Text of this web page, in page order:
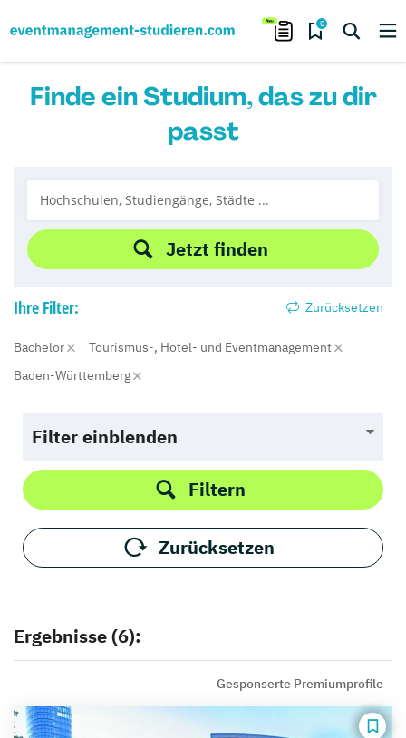
0
Finde ein Studium, das zu dir
passt
Jetzt finden
Ihre Filter: Zurücksetzen
Bachelor
Tourismus-, Hotel- und Eventmanagement
Baden-Württemberg
Filter einblenden
Filtern
Zurücksetzen
Ergebnisse (6):
Gesponserte Premiumprofile